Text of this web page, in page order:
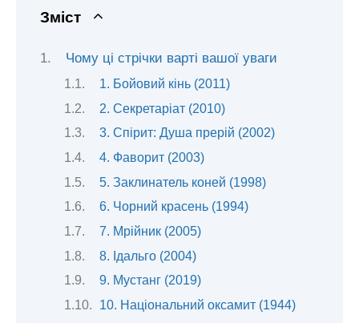
Зміст
Чому ці стрічки варті вашої уваги
1. Бойовий кінь (2011)
2. Секретаріат (2010)
3. Спірит: Душа прерій (2002)
4. Фаворит (2003)
5. Заклинатель коней (1998)
6. Чорний красень (1994)
7. Мрійник (2005)
8. Ідальго (2004)
9. Мустанг (2019)
10. Національний оксамит (1944)